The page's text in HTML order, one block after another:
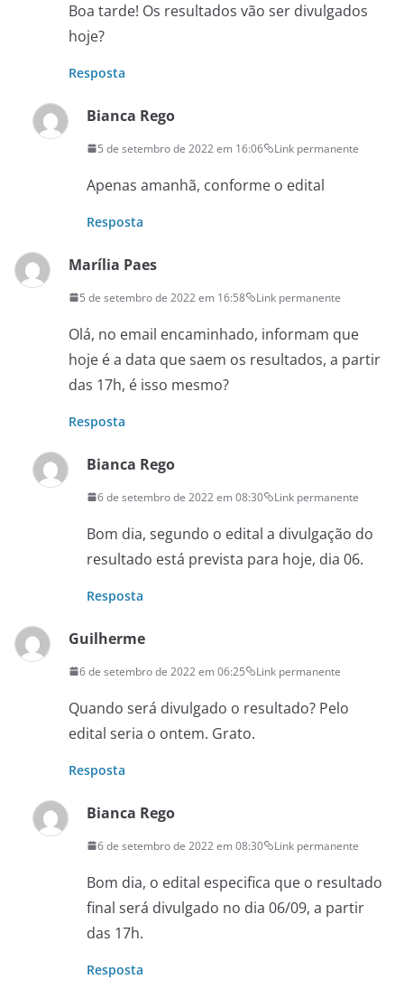
Boa tarde! Os resultados vão ser divulgados
hoje?
Resposta
Bianca Rego
5 de setembro de 2022 em 16:06 Link permanente
Apenas amanhã, conforme o edital
Resposta
Marília Paes
5 de setembro de 2022 em 16:58 Link permanente
Olá, no email encaminhado, informam que
hoje é a data que saem os resultados, a partir
das 17h, é isso mesmo?
Resposta
Bianca Rego
6 de setembro de 2022 em 08:30 Link permanente
Bom dia, segundo o edital a divulgação do
resultado está prevista para hoje, dia 06.
Resposta
Guilherme
6 de setembro de 2022 em 06:25 Link permanente
Quando será divulgado o resultado? Pelo
edital seria o ontem. Grato.
Resposta
Bianca Rego
6 de setembro de 2022 em 08:30 Link permanente
Bom dia, o edital especifica que o resultado
final será divulgado no dia 06/09, a partir
das 17h.
Resposta